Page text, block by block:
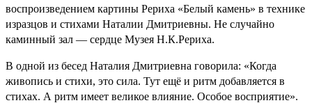
воспроизведением картины Рериха «Белый камень» в технике
изразцов и стихами Наталии Дмитриевны. Не случайно
каминный зал — сердце Музея Н.К.Рериха.
В одной из бесед Наталия Дмитриевна говорила: «Когда
живопись и стихи, это сила. Тут ещё и ритм добавляется в
стихах. А ритм имеет великое влияние. Особое восприятие».